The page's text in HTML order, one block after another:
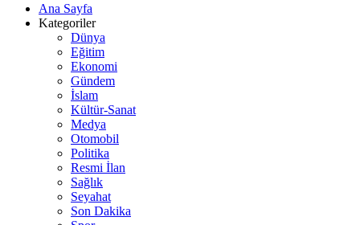
Ana Sayfa
Kategoriler
Dünya
Eğitim
Ekonomi
Gündem
İslam
Kültür-Sanat
Medya
Otomobil
Politika
Resmi İlan
Sağlık
Seyahat
Son Dakika